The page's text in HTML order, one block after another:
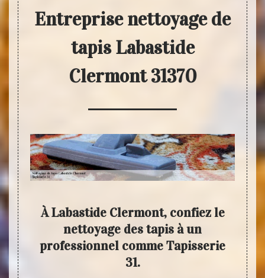
Entreprise nettoyage de
tapis Labastide
Clermont 31370
le
un
À Labastide Clermont, confiez le
nettoyage des tapis à un
professionnel comme Tapisserie
31.